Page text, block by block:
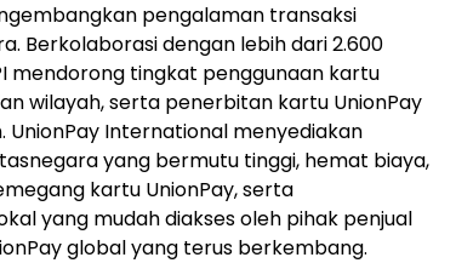
pengalaman transaksi
Berkolaborasi dengan lebih dari 2.600
mendorong tingkat penggunaan kartu
wilayah, serta penerbitan kartu UnionPay
UnionPay International menyediakan
yang bermutu tinggi, hemat biaya,
kartu UnionPay, serta
yang mudah diakses oleh pihak penjual
global yang terus berkembang.